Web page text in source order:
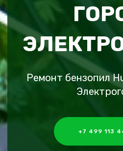
Ремонт бензопил
+7 499 113